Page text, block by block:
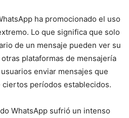
ha promocionado el uso
Lo que significa que solo
de un mensaje pueden ver su
plataformas de mensajería
enviar mensajes que
períodos establecidos.
WhatsApp sufrió un intenso